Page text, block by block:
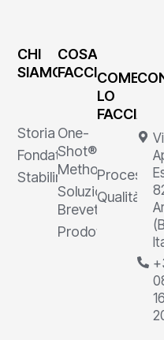
CHI
SIAMO
Storia
Fondatore
Stabilimenti
COSA
FACCIAMO
One-
Shot®
Method
Soluzioni
Brevettate
Prodotti
COME
LO
FACCIAMO
Processi
Qualità